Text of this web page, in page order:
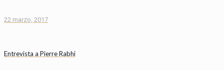
22 marzo, 2017
Entrevista a Pierre Rabhi